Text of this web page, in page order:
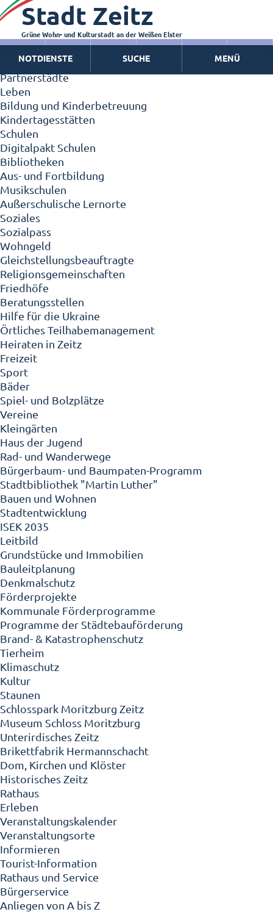
Zeitz - Die Kleinstadt
Willkommen in Zeitz!
Interview mit Oberbürgermeister Christian Thieme
Zeitz - Stadt der Zukunft
Ortschaften
Partnerstädte
Leben
Bildung und Kinderbetreuung
Kindertagesstätten
Schulen
Digitalpakt Schulen
Bibliotheken
Aus- und Fortbildung
Musikschulen
Außerschulische Lernorte
Soziales
Sozialpass
Wohngeld
Gleichstellungsbeauftragte
Religionsgemeinschaften
Friedhöfe
Beratungsstellen
Hilfe für die Ukraine
Örtliches Teilhabemanagement
Heiraten in Zeitz
Freizeit
Sport
Bäder
Spiel- und Bolzplätze
Vereine
Kleingärten
Haus der Jugend
Rad- und Wanderwege
Bürgerbaum- und Baumpaten-Programm
Stadtbibliothek "Martin Luther"
Bauen und Wohnen
Stadtentwicklung
ISEK 2035
Leitbild
Grundstücke und Immobilien
Bauleitplanung
Denkmalschutz
Förderprojekte
Kommunale Förderprogramme
Programme der Städtebauförderung
Brand- & Katastrophenschutz
Tierheim
Klimaschutz
Kultur
Staunen
Schlosspark Moritzburg Zeitz
Museum Schloss Moritzburg
Unterirdisches Zeitz
Brikettfabrik Hermannschacht
Dom, Kirchen und Klöster
Historisches Zeitz
Rathaus
Erleben
Veranstaltungskalender
Veranstaltungsorte
Informieren
Tourist-Information
Rathaus und Service
Bürgerservice
Anliegen von A bis Z
Stadt Zeitz
Grüne Wohn- und Kulturstadt an der Weißen Elster
NOTDIENSTE SUCHE MENÜ